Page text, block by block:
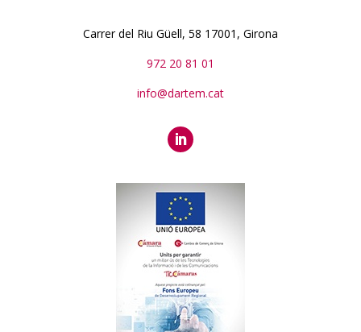
Carrer del Riu Güell, 58 17001, Girona
972 20 81 01
info@dartem.cat